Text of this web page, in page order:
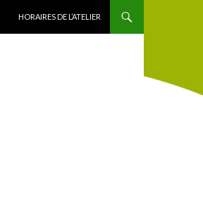
HORAIRES DE L’ATELIER